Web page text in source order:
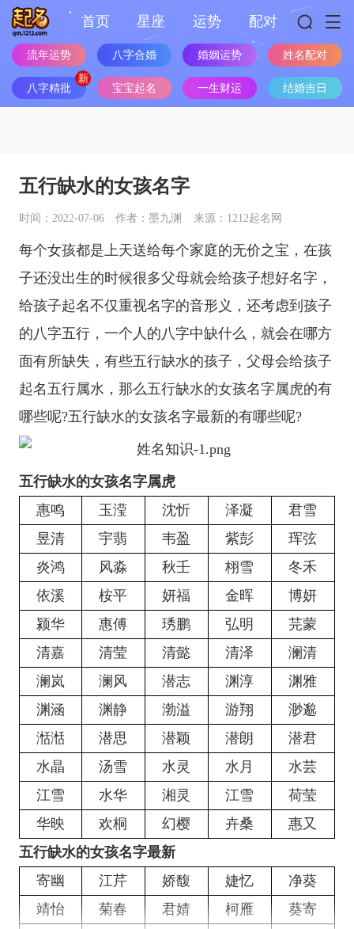
首页 星座 运势 配对
流年运势 八字合婚 婚姻运势 姓名配对
八字精批 宝宝起名 一生财运 结婚吉日
五行缺水的女孩名字
时间：2022-07-06 作者：墨九渊 来源：1212起名网
每个女孩都是上天送给每个家庭的无价之宝，在孩
子还没出生的时候很多父母就会给孩子想好名字，
给孩子起名不仅重视名字的音形义，还考虑到孩子
的八字五行，一个人的八字中缺什么，就会在哪方
面有所缺失，有些五行缺水的孩子，父母会给孩子
起名五行属水，那么五行缺水的女孩名字属虎的有
哪些呢?五行缺水的女孩名字最新的有哪些呢?
五行缺水的女孩名字属虎
惠鸣
玉滢 沈忻 泽凝
君雪
昱清
宇翡 韦盈 紫彭
珲弦
炎鸿
风淼 秋壬 栩雪
冬禾
依溪
桉平 妍福 金晖
博妍
颍华
惠傅 琇鹏 弘明
芫蒙
清嘉
清莹 清懿 清泽
澜清
澜岚
澜风 潜志 渊淳
渊雅
渊涵
渊静 渤溢 游翔
渺邈
湉湉
潜思 潜颖 潜朗
潜君
水晶
汤雪 水灵 水月
水芸
江雪
水华 湘灵 江雪
荷莹
华映
欢桐 幻樱 卉桑
惠又
五行缺水的女孩名字最新
寄幽
江芹 娇馥 婕忆
净葵
靖怡
菊春 君婧 柯雁
葵寄